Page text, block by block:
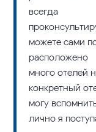
всегда
можете сами
расположено –
много отелей
конкретный
могу
лично я